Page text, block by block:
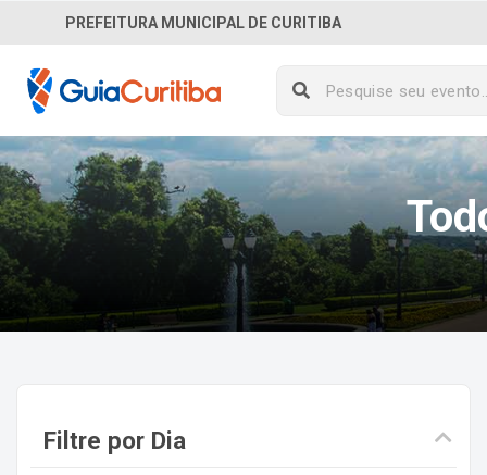
PREFEITURA MUNICIPAL DE CURITIBA
Filtre por Dia